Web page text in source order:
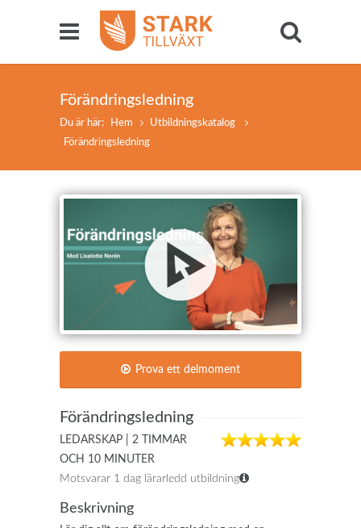
Förändringsledning
Du är här: Hem
Utbildningskatalog
Förändringsledning
Prova ett delmoment
Förändringsledning
LEDARSKAP | 2 TIMMAR
OCH 10 MINUTER
Motsvarar 1 dag lärarledd utbildning
Beskrivning